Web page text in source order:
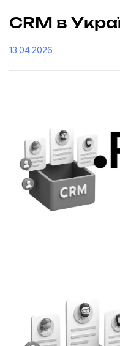
CRM в
13.04.2026